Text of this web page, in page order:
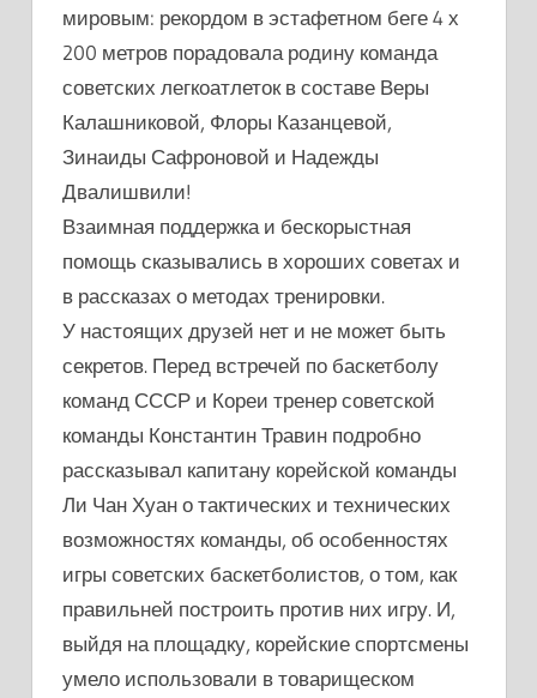
мировым: рекордом в эстафетном беге 4 х
200 метров порадовала родину команда
советских легкоатлеток в составе Веры
Калашниковой, Флоры Казанцевой,
Зинаиды Сафроновой и Надежды
Двалишвили!
Взаимная поддержка и бескорыстная
помощь сказывались в хороших советах и
в рассказах о методах тренировки.
У настоящих друзей нет и не может быть
секретов. Перед встречей по баскетболу
команд СССР и Кореи тренер советской
команды Константин Травин подробно
рассказывал капитану корейской команды
Ли Чан Хуан о тактических и технических
возможностях команды, об особенностях
игры советских баскетболистов, о том, как
правильней построить против них игру. И,
выйдя на площадку, корейские спортсмены
умело использовали в товарищеском